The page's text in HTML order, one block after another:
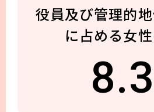
役員及び管理的
に 占める女
8.3